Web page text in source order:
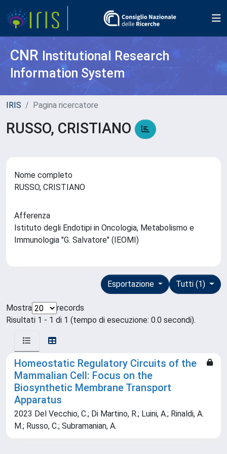
CNR Institutional Research
Information System
IRIS Pagina ricercatore
RUSSO, CRISTIANO
Nome completo
RUSSO, CRISTIANO
Afferenza
Istituto degli Endotipi in Oncologia, Metabolismo e
Immunologia "G. Salvatore" (IEOMI)
Tutti (1)
Esportazione
Mostra
records
Risultati 1 - 1 di 1 (tempo di esecuzione: 0.0 secondi).
Homeostatic Regulatory Circuits of the
Mammalian Cell: Focus on the
Biosynthetic Membrane Transport
Apparatus
2023 Del Vecchio, C.; Di Martino, R.; Luini, A.; Rinaldi, A.
M.; Russo, C.; Subramanian, A.